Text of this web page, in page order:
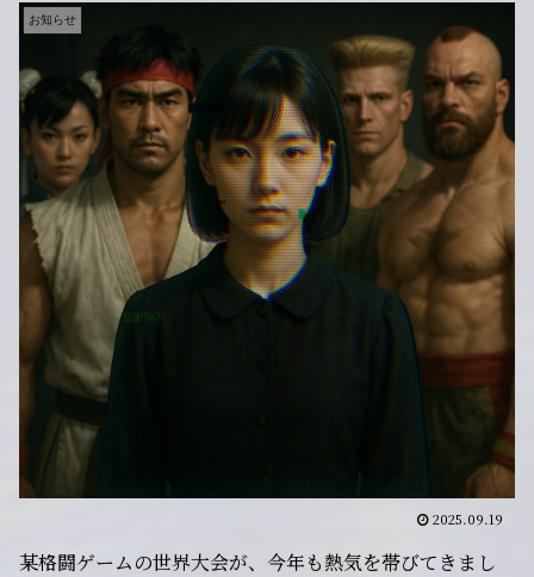
お知らせ
2025.09.19
某格闘ゲームの世界大会が、今年も熱気を帯びてきまし